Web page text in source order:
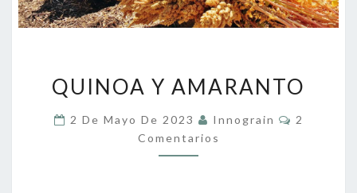
Y
AMARANTO
QUINOA Y AMARANTO
2 De Mayo De 2023 Innograin
2
Comentarios